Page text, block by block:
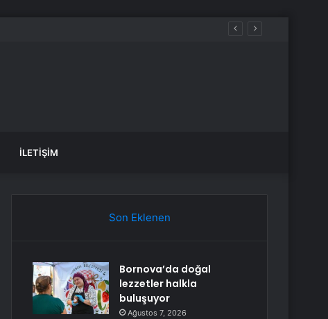
İLETIŞIM
Son Eklenen
Bornova’da doğal
lezzetler halkla
buluşuyor
Ağustos 7, 2026